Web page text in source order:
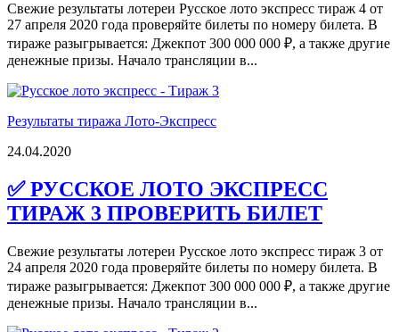
Свежие результаты лотереи Русское лото экспресс тираж 4 от
27 апреля 2020 года проверяйте билеты по номеру билета. В
тираже разыгрывается: Джекпот 300 000 000 ₽, а также другие
денежные призы. Начало трансляции в...
Результаты тиража Лото-Экспресс
24.04.2020
✅ РУССКОЕ ЛОТО ЭКСПРЕСС
ТИРАЖ 3 ПРОВЕРИТЬ БИЛЕТ
Свежие результаты лотереи Русское лото экспресс тираж 3 от
24 апреля 2020 года проверяйте билеты по номеру билета. В
тираже разыгрывается: Джекпот 300 000 000 ₽, а также другие
денежные призы. Начало трансляции в...